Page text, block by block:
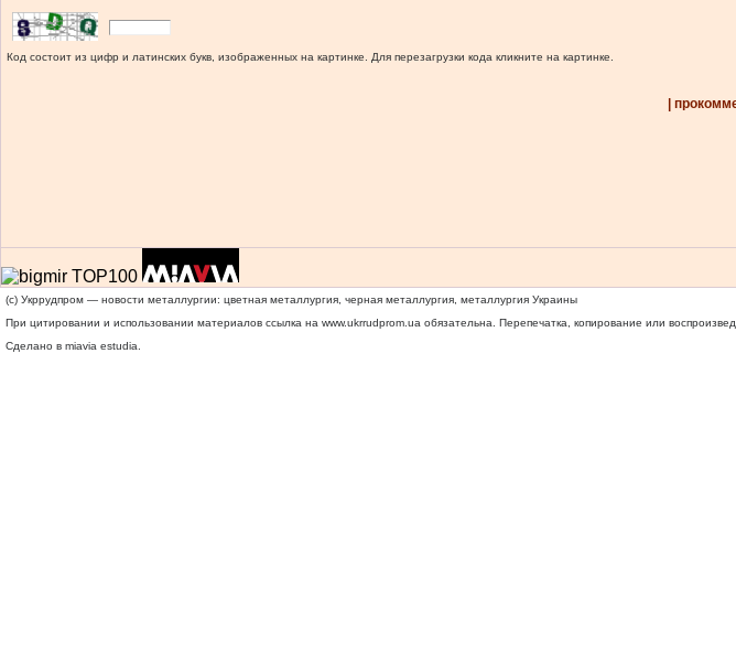
Код состоит из цифр и латинских букв, изображенных на картинке. Для перезагрузки кода кликните на картинке.
|
(c) Укррудпром — новости металлургии: цветная металлургия, черная металлургия, металлургия Украины
При цитировании и использовании материалов ссылка на www.ukrrudprom.ua обязательна. Перепечатка, копирование или
Сделано в miavia estudia.